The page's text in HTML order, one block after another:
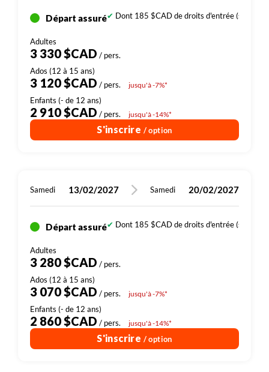
Départ assuré Dont 185 $CAD de droits d'entrée (sites,
3 330 $CAD / pers.
3 120 $CAD / pers. jusqu'à -7%*
2 910 $CAD / pers. jusqu'à -14%*
S'inscrire / option
Samedi 13/02/2027 Samedi 20/02/2027
Départ assuré Dont 185 $CAD de droits d'entrée (sites,
3 280 $CAD / pers.
3 070 $CAD / pers. jusqu'à -7%*
2 860 $CAD / pers. jusqu'à -14%*
S'inscrire / option